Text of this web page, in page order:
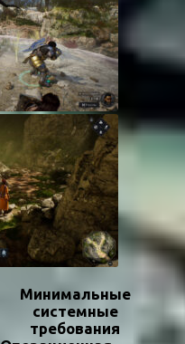
Минимальные
системные
требования